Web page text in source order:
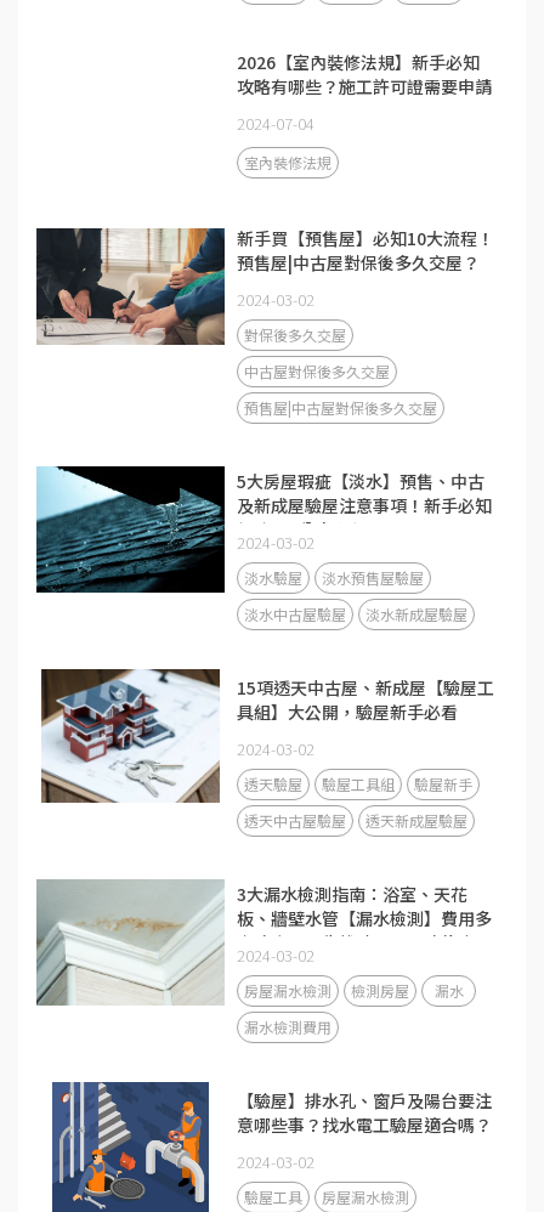
2026【室內裝修法規】新手必知
攻略有哪些？施工許可證需要申請
2024-07-04
室內裝修法規
新手買【預售屋】必知10大流程！
預售屋|中古屋對保後多久交屋？
2024-03-02
對保後多久交屋
中古屋對保後多久交屋
預售屋|中古屋對保後多久交屋
5大房屋瑕疵【淡水】預售、中古
及新成屋驗屋注意事項！新手必知
網路ptt分享心得！
2024-03-02
淡水驗屋
淡水預售屋驗屋
淡水中古屋驗屋
淡水新成屋驗屋
15項透天中古屋、新成屋【驗屋工
具組】大公開，驗屋新手必看
2024-03-02
透天驗屋 驗屋工具組
驗屋新手
透天中古屋驗屋
透天新成屋驗屋
3大漏水檢測指南：浴室、天花
板、牆壁水管【漏水檢測】費用多
少才合理？先找驗屋公司才能省更
大！
2024-03-02
房屋漏水檢測 檢測房屋
漏水
漏水檢測費用
【驗屋】排水孔、窗戶及陽台要注
意哪些事？找水電工驗屋適合嗎？
2024-03-02
驗屋工具
房屋漏水檢測